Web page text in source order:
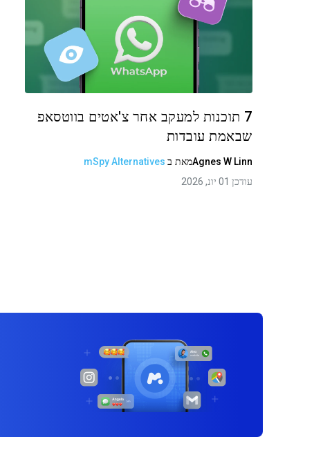
שתף מאמר זה
פייסבוק העתקת קישור
7 תוכנות למעקב אחר צ'אטים בווטסאפ
שבאמת עובדות
Agnes W Linnמאת ב mSpy Alternatives
עודכן 01 יונ, 2026